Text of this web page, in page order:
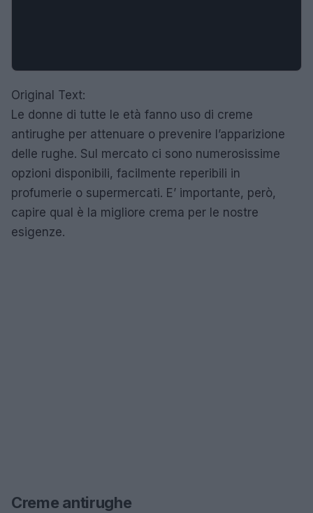
Original Text:
Le donne di tutte le età fanno uso di creme
antirughe per attenuare o prevenire l’apparizione
delle rughe. Sul mercato ci sono numerosissime
opzioni disponibili, facilmente reperibili in
profumerie o supermercati. E’ importante, però,
capire qual è la migliore crema per le nostre
esigenze.
Creme antirughe